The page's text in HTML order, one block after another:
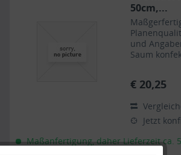
50cm,...
und
Saum
€ 20,25
Jetzt
Maßanfertigung, daher Lieferzeit ca.